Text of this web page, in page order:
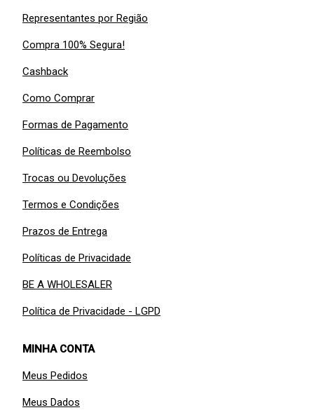
Representantes por Região
Compra 100% Segura!
Cashback
Como Comprar
Formas de Pagamento
Políticas de Reembolso
Trocas ou Devoluções
Termos e Condições
Prazos de Entrega
Políticas de Privacidade
BE A WHOLESALER
Política de Privacidade - LGPD
MINHA CONTA
Meus Pedidos
Meus Dados